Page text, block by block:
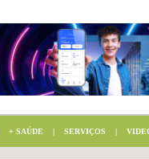
+ SAÚDE | SERVIÇOS |